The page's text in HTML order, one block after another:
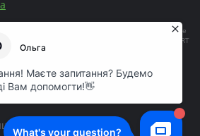
текстів чи зображень, передрук чи будь-яке
можливе за умови посилання на ECOEXPERT
є обов'язковим. Матеріали в блоці «Новини
реклами, відповідальність за їхній зміст несе